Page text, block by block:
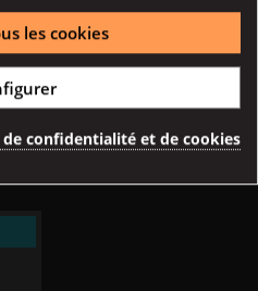
les cookies
confidentialité et de cookies